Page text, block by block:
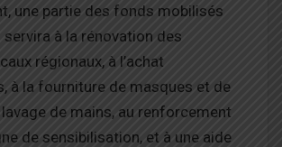
une partie des fonds mobilisés
à la rénovation des
régionaux, à l’achat
à la fourniture de masques et de
de mains, au renforcement
de sensibilisation, et à une aide